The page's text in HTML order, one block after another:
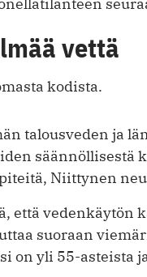
vettä
kodista.
talousveden ja
säännöllisestä
Niittynen
että vedenkäytön
suoraan
on yli 55-asteista